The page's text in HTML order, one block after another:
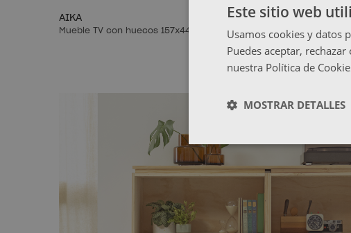
AIKA
Mueble TV con huecos 157x44
136,99 € NINAO
Mueble TV con 2
Este sitio web
Usamos cookies y datos
Puedes aceptar,
nuestra Política de
MOSTRAR DETALLES